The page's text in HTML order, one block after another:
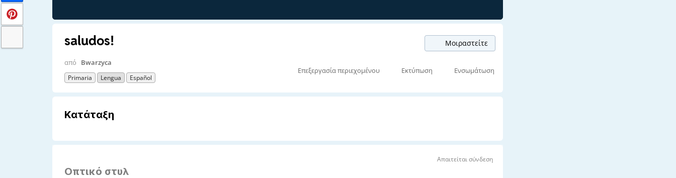
saludos! Μοιραστείτε
από Bwarzyca
Primaria Lengua Español
Επεξεργασία περιεχομένου Εκτύπωση Ενσωμάτωση
Κατάταξη
Απαιτείται σύνδεση
Οπτικό στυλ